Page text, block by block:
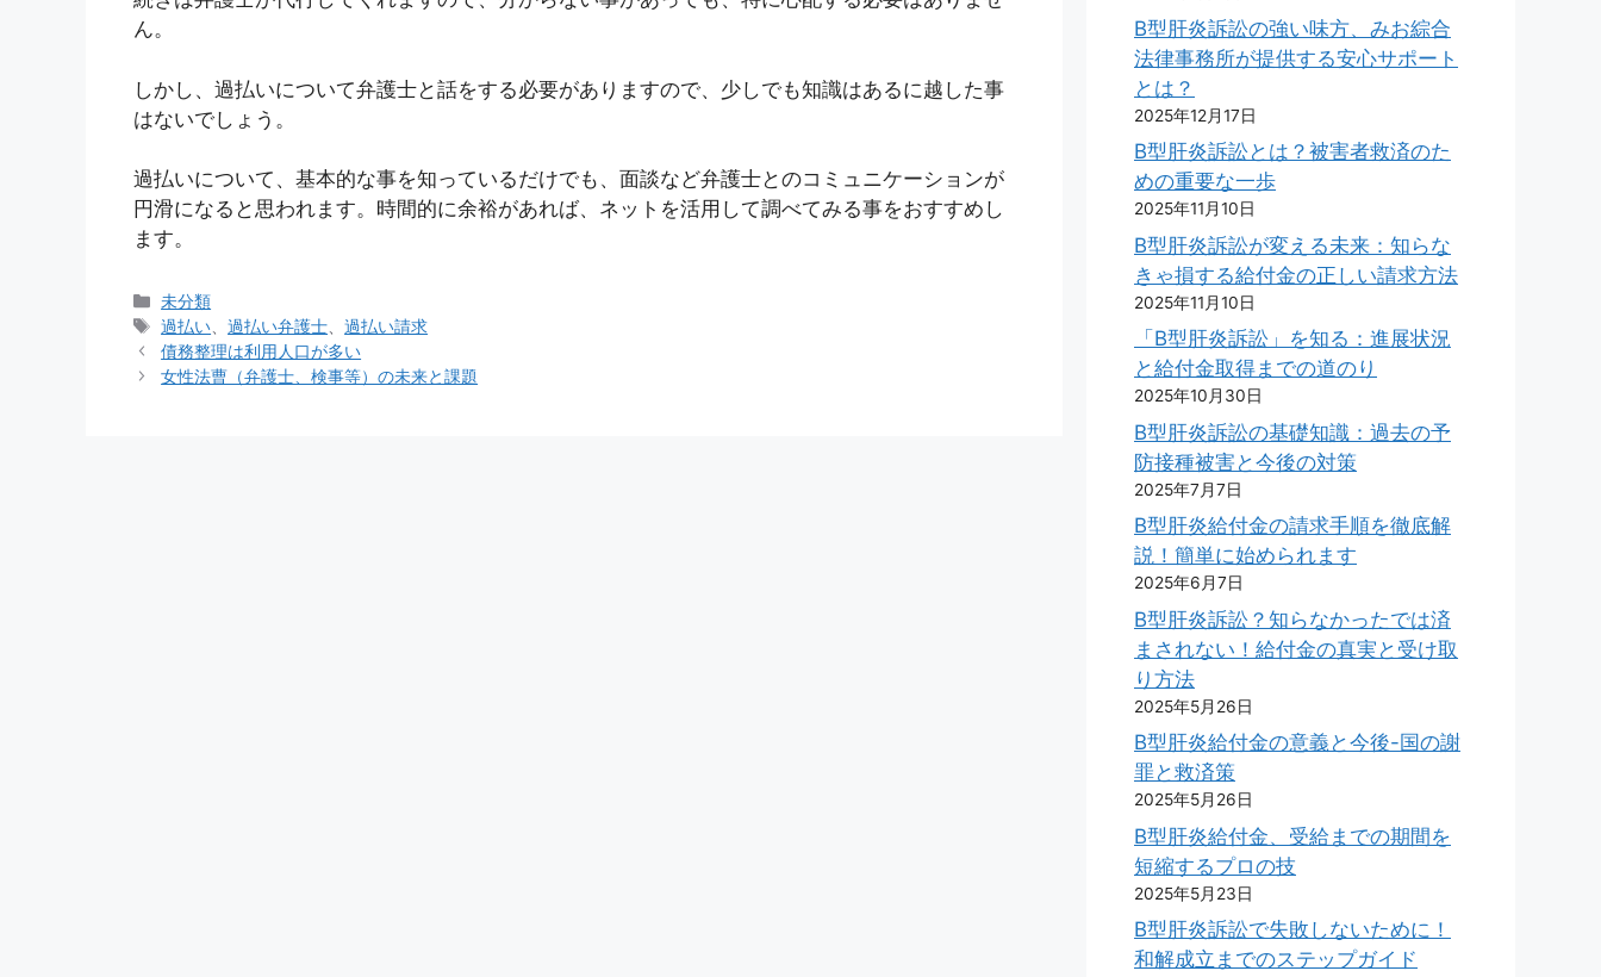
ん。
しかし、過払いについて弁護士と話をする必要がありますので、少しでも知識はあるに越した事
はないでしょう。
過払いについて、基本的な事を知っているだけでも、面談など弁護士とのコミュニケーションが
円滑になると思われます。時間的に余裕があれば、ネットを活用して調べてみる事をおすすめし
ます。
カ
テ
ゴ
リ
未分類
タ
グ
過払い 、過払い弁護士 、過払い請求
債務整理は利用人口が多い
女性法曹（弁護士、検事等）の未来と課題
B型肝炎訴訟の強い味方、みお綜合
法律事務所が提供する安心サポート
とは？
2025年12月17日
B型肝炎訴訟とは？被害者救済のた
めの重要な一歩
2025年11月10日
B型肝炎訴訟が変える未来：知らな
きゃ損する給付金の正しい請求方法
2025年11月10日
「B型肝炎訴訟」を知る：進展状況
と給付金取得までの道のり
2025年10月30日
B型肝炎訴訟の基礎知識：過去の予
防接種被害と今後の対策
2025年7月7日
B型肝炎給付金の請求手順を徹底解
説！簡単に始められます
2025年6月7日
B型肝炎訴訟？知らなかったでは済
まされない！給付金の真実と受け取
り方法
2025年5月26日
B型肝炎給付金の意義と今後-国の謝
罪と救済策
2025年5月26日
B型肝炎給付金、受給までの期間を
短縮するプロの技
2025年5月23日
B型肝炎訴訟で失敗しないために！
和解成立までのステップガイド